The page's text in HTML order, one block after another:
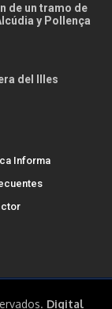
de un tramo de
y Pollença
del Illes
Informa
Digital